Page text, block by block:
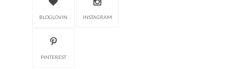
BLOGLOVIN INSTAGRAM
PINTEREST